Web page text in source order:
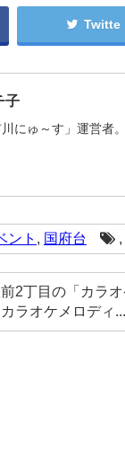
Twitte
子
川にゅ～す」運営者
ント , 国府台 ,
2丁目の「カラオ
ラオケメロディ...